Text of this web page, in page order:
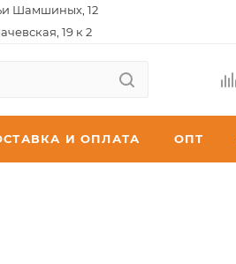
Шамшиных, 12
19 к 2
И ОПЛАТА ОПТ